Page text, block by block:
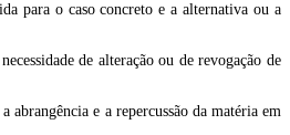
para o caso concreto e a alternativa ou a
de alteração ou de revogação de
e a repercussão da matéria em